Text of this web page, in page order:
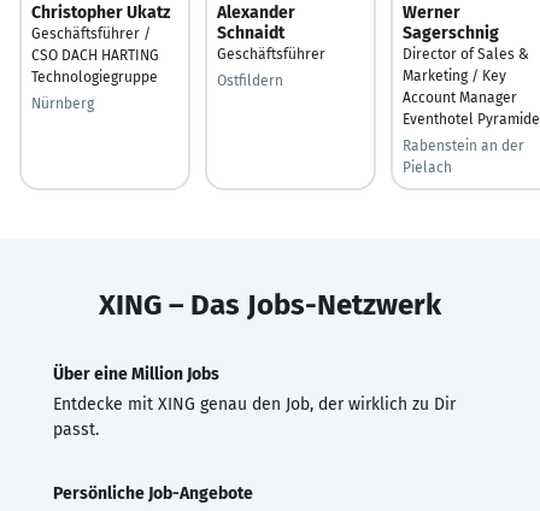
Christopher Ukatz
Geschäftsführer /
CSO DACH HARTING
Technologiegruppe
Nürnberg
Alexander
Schnaidt
Geschäftsführer
Ostfildern
Werner
Sagerschnig
Director of Sales &
Marketing / Key
Account Manager
Eventhotel Pyramide
Rabenstein an der
Pielach
XING – Das Jobs-Netzwerk
Über eine Million Jobs
Entdecke mit XING genau den Job, der wirklich zu Dir
passt.
Persönliche Job-Angebote